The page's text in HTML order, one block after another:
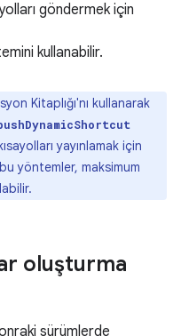
göndermek için
kullanabilir.
Kitaplığı'nı kullanarak
yayınlamak için
yöntemler, maksimum
oluşturma
sürümlerde